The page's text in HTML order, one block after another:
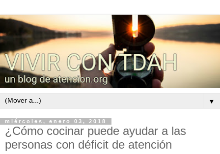
▼
miércoles, enero 03, 2018
¿Cómo cocinar puede ayudar a las
personas con déficit de atención